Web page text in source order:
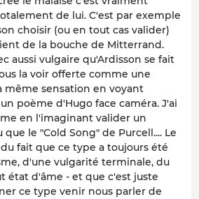
de lui. C'est par exemple
choisir (ou en tout cas valider)
de la bouche de Mitterrand.
aussi vulgaire qu'Ardisson se fait
la voir offerte comme une
même sensation en voyant
poème d'Hugo face caméra. J'ai
en l'imaginant valider un
que le "Cold Song" de Purcell.... Le
fait que ce type a toujours été
d'une vulgarité terminale, du
état d'âme - et que c'est juste
ce type venir nous parler de